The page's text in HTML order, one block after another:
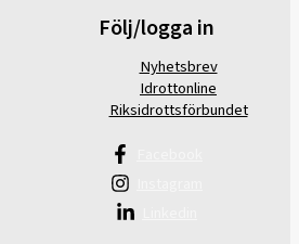
Följ/logga in
Nyhetsbrev
Idrottonline
Riksidrottsförbundet